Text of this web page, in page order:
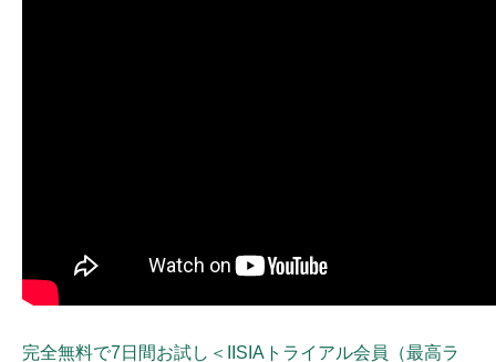
完全無料で7日間お試し＜IISIAトライアル会員（最高ラ